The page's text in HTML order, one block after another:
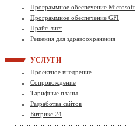
Программное обеспечение Microsoft
Программное обеспечение GFI
Прайс-лист
Решения для здравоохранения
УСЛУГИ
Проектное внедрение
Сопровождение
Тарифные планы
Разработка сайтов
Битрикс 24